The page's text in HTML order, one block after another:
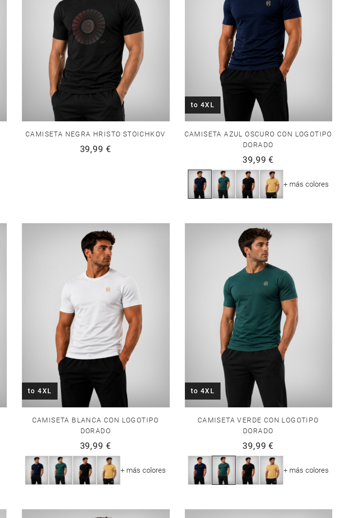
CAMISETA NEGRA HRISTO STOICHKOV
39,99 €
to 4XL
CAMISETA AZUL OSCURO CON LOGOTIPO
DORADO
39,99 €
+ más colores
to 4XL
CAMISETA BLANCA CON LOGOTIPO
DORADO
39,99 €
+ más colores
to 4XL
CAMISETA VERDE CON LOGOTIPO
DORADO
39,99 €
+ más colores